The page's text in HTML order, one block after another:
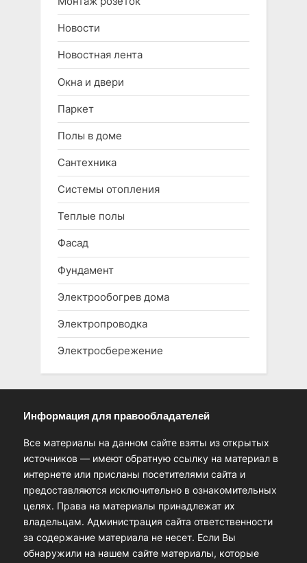
Новости
Новостная лента
Окна и двери
Паркет
Полы в доме
Сантехника
Системы отопления
Теплые полы
Фасад
Фундамент
Электрообогрев дома
Электропроводка
Электросбережение
Информация для правообладателей
Все материалы на данном сайте взяты из открытых
источников — имеют обратную ссылку на материал в
интернете или присланы посетителями сайта и
предоставляются исключительно в ознакомительных
целях. Права на материалы принадлежат их
владельцам. Администрация сайта ответственности
за содержание материала не несет. Если Вы
обнаружили на нашем сайте материалы, которые